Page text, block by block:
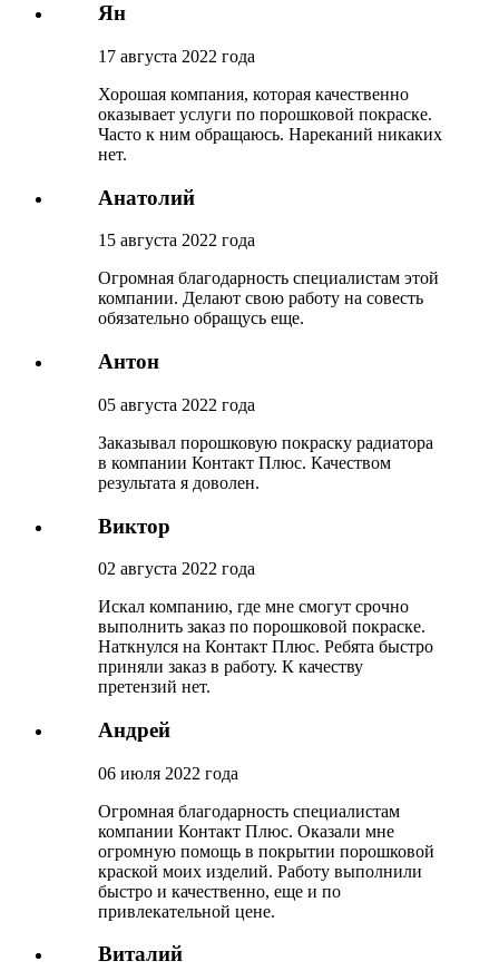
Ян
17 августа 2022 года
Хорошая компания, которая качественно
оказывает услуги по порошковой покраске.
Часто к ним обращаюсь. Нареканий никаких
нет.
Анатолий
15 августа 2022 года
Огромная благодарность специалистам этой
компании. Делают свою работу на совесть
обязательно обращусь еще.
Антон
05 августа 2022 года
Заказывал порошковую покраску радиатора
в компании Контакт Плюс. Качеством
результата я доволен.
Виктор
02 августа 2022 года
Искал компанию, где мне смогут срочно
выполнить заказ по порошковой покраске.
Наткнулся на Контакт Плюс. Ребята быстро
приняли заказ в работу. К качеству
претензий нет.
Андрей
06 июля 2022 года
Огромная благодарность специалистам
компании Контакт Плюс. Оказали мне
огромную помощь в покрытии порошковой
краской моих изделий. Работу выполнили
быстро и качественно, еще и по
привлекательной цене.
Виталий